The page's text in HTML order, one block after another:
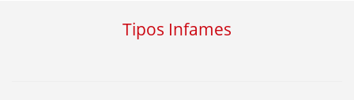
Tipos Infames